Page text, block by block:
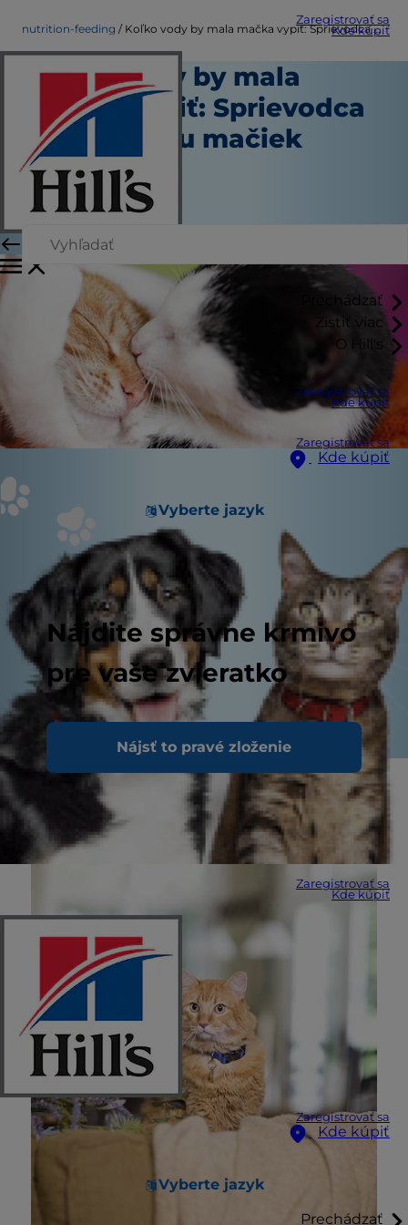
Zaregistrovať sa
Kde kúpiť
Prechádzať
Zistiť viac
O Hill's
Zaregistrovať sa
Kde kúpiť
Zaregistrovať sa
Kde kúpiť
Vyberte jazyk
Nájdite správne krmivo
pre vaše zvieratko
Nájsť to pravé zloženie
Zaregistrovať sa
Kde kúpiť
Zaregistrovať sa
Kde kúpiť
Vyberte jazyk
Prechádzať
nutrition-feeding Koľko vody by mala mačka vypiť: Sprievodca hydratáciou mačiek
Koľko vody by mala
mačka vypiť: Sprievodca
hydratáciou mačiek
Výživa a kŕmenie
Autor
|